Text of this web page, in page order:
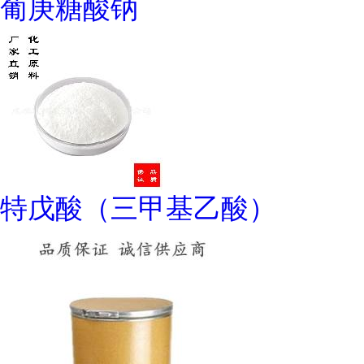
葡庚糖酸钠
特戊酸（三甲基乙酸）